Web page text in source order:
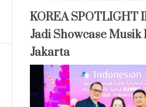
KOREA SPOTLIGHT
Jadi Showcase Musik
Jakarta